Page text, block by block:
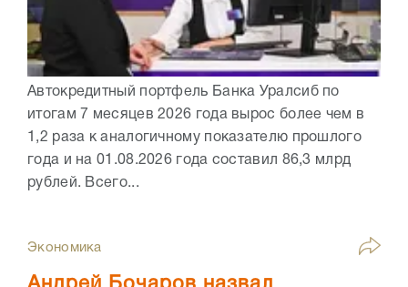
Автокредитный портфель Банка Уралсиб по
итогам 7 месяцев 2026 года вырос более чем в
1,2 раза к аналогичному показателю прошлого
года и на 01.08.2026 года составил 86,3 млрд
рублей. Всего...
Экономика